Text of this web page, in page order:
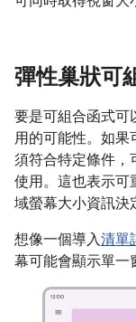
彈性巢狀可
要是可組合函式可
用的可能性。如果
須符合特定條件，
使用。這也表示可
域螢幕大小資訊決
想像一個導入清單
幕可能會顯示單一